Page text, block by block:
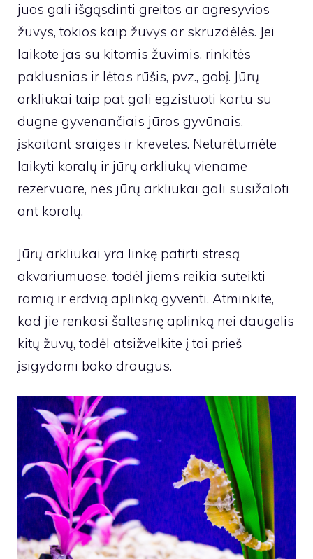
juos gali išgąsdinti greitos ar agresyvios
žuvys, tokios kaip žuvys ar skruzdėlės. Jei
laikote jas su kitomis žuvimis, rinkitės
paklusnias ir lėtas rūšis, pvz., gobį. Jūrų
arkliukai taip pat gali egzistuoti kartu su
dugne gyvenančiais jūros gyvūnais,
įskaitant sraiges ir krevetes. Neturėtumėte
laikyti koralų ir jūrų arkliukų viename
rezervuare, nes jūrų arkliukai gali susižaloti
ant koralų.
Jūrų arkliukai yra linkę patirti stresą
akvariumuose, todėl jiems reikia suteikti
ramią ir erdvią aplinką gyventi. Atminkite,
kad jie renkasi šaltesnę aplinką nei daugelis
kitų žuvų, todėl atsižvelkite į tai prieš
įsigydami bako draugus.